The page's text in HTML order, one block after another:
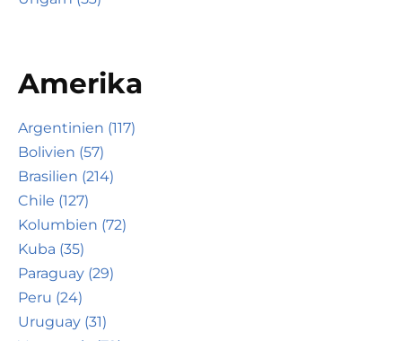
Amerika
Argentinien (117)
Bolivien (57)
Brasilien (214)
Chile (127)
Kolumbien (72)
Kuba (35)
Paraguay (29)
Peru (24)
Uruguay (31)